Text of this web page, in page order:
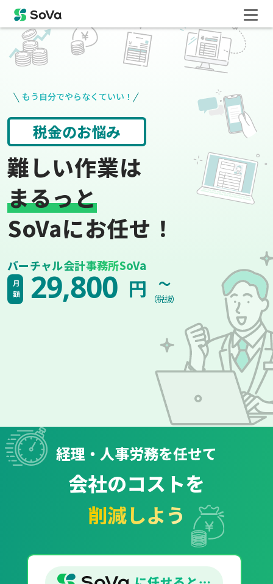
もう自分でやらなくていい！
請求書や領収書 役所手続き
難しい作業は
まるっと
SoVaにお任せ！
バーチャル会計事務所SoVa
月額 29,800 円 ~
（税抜）
経理・人事労務を任せて
会社のコストを
削減しよう